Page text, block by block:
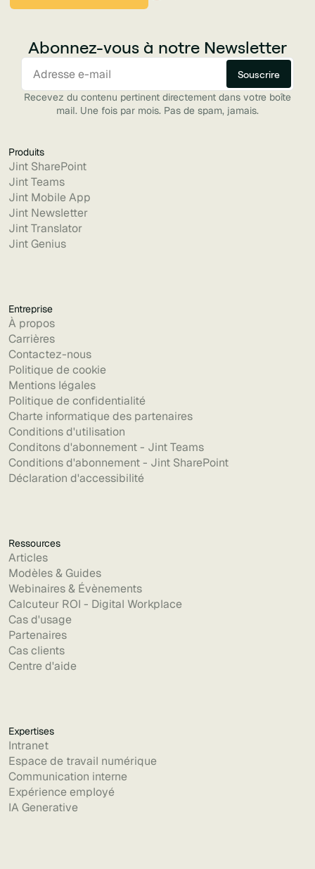
Abonnez-vous à notre Newsletter
Recevez du contenu pertinent directement dans votre boîte
mail. Une fois par mois. Pas de spam, jamais.
Produits
Jint SharePoint
Jint Teams
Jint Mobile App
Jint Newsletter
Jint Translator
Jint Genius
Entreprise
À propos
Carrières
Contactez-nous
Politique de cookie
Mentions légales
Politique de confidentialité
Charte informatique des partenaires
Conditions d'utilisation
Conditons d'abonnement - Jint Teams
Conditions d'abonnement - Jint SharePoint
Déclaration d'accessibilité
Ressources
Articles
Modèles & Guides
Webinaires & Évènements
Calcuteur ROI - Digital Workplace
Cas d'usage
Partenaires
Cas clients
Centre d'aide
Expertises
Intranet
Espace de travail numérique
Communication interne
Expérience employé
IA Generative